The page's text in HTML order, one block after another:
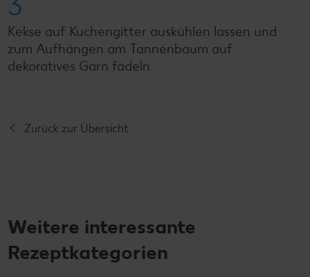
Kekse auf Kuchengitter auskühlen lassen und
zum Aufhängen am Tannenbaum auf
dekoratives Garn fädeln.
Zurück zur Übersicht
Weitere interessante
Rezeptkategorien